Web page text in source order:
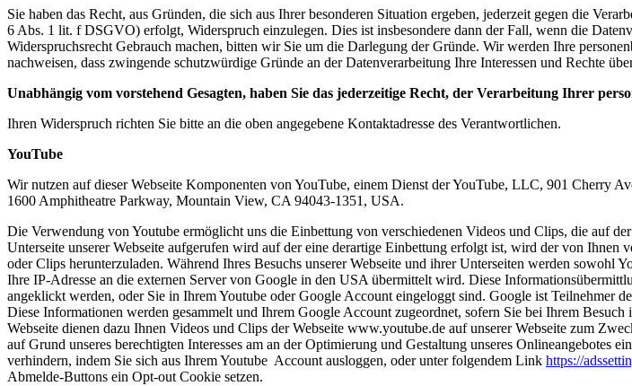
Sie haben das Recht, aus Gründen, die sich aus Ihrer besonderen Situation ergeben, jederzeit gegen die
6 Abs. 1 lit. f DSGVO) erfolgt, Widerspruch einzulegen. Dies ist insbesondere dann der Fall, wenn die
Widerspruchsrecht Gebrauch machen, bitten wir Sie um die Darlegung der Gründe. Wir werden Ihre
nachweisen, dass zwingende schutzwürdige Gründe an der Datenverarbeitung Ihre Interessen und Rechte
Unabhängig vom vorstehend Gesagten, haben Sie das jederzeitige Recht, der Verarbeitung Ihrer
Ihren Widerspruch richten Sie bitte an die oben angegebene Kontaktadresse des Verantwortlichen.
YouTube
Wir nutzen auf dieser Webseite Komponenten von YouTube, einem Dienst der YouTube, LLC, 901 Cherry
1600 Amphitheatre Parkway, Mountain View, CA 94043-1351, USA.
Die Verwendung von Youtube ermöglicht uns die Einbettung von verschiedenen Videos und Clips, die auf
Unterseite unserer Webseite aufgerufen wird auf der eine derartige Einbettung erfolgt ist, wird der von
oder Clips herunterzuladen. Während Ihres Besuchs unserer Webseite und ihrer Unterseiten werden
Ihre IP-Adresse an die externen Server von Google in den USA übermittelt wird. Diese
angeklickt werden, oder Sie in Ihrem Youtube oder Google Account eingeloggt sind. Google ist Teilnehmer
Diese Informationen werden gesammelt und Ihrem Google Account zugeordnet, sofern Sie bei Ihrem Besuch
Webseite dienen dazu Ihnen Videos und Clips der Webseite www.youtube.de auf unserer Webseite zum
auf Grund unseres berechtigten Interesses am an der Optimierung und Gestaltung unseres Onlineangebotes
verhindern, indem Sie sich aus Ihrem Youtube Account ausloggen, oder unter folgendem Link https://
Abmelde-Buttons ein Opt-out Cookie setzen.